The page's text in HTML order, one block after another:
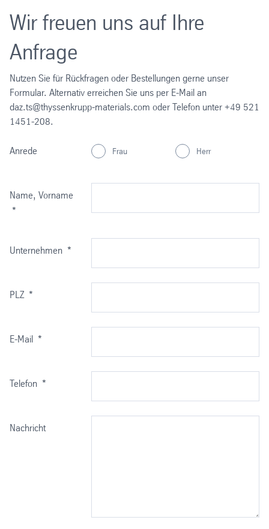
Wir freuen uns auf Ihre
Anfrage
Nutzen Sie für Rückfragen oder Bestellungen gerne unser
Formular. Alternativ erreichen Sie uns per E-Mail an
daz.ts@thyssenkrupp-materials.com oder Telefon unter +49 521
1451-208.
Anrede Frau Herr
Name, Vorname
*
Unternehmen *
PLZ *
E-Mail *
Telefon *
Nachricht